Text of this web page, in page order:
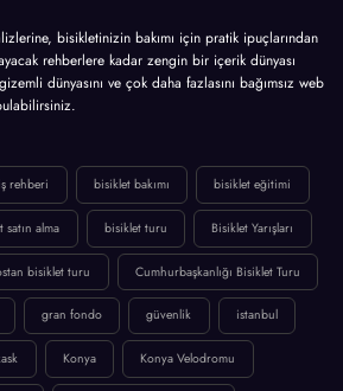
bisikletinizin bakımı için pratik ipuçlarından
rehberlere kadar zengin bir içerik dünyası
dünyasını ve çok daha fazlasını bağımsız web
rehberi bisiklet bakımı bisiklet eğitimi
satın alma bisiklet turu Bisiklet Yarışları
bisiklet turu Cumhurbaşkanlığı Bisiklet Turu
gran fondo güvenlik istanbul
Konya Konya Velodromu